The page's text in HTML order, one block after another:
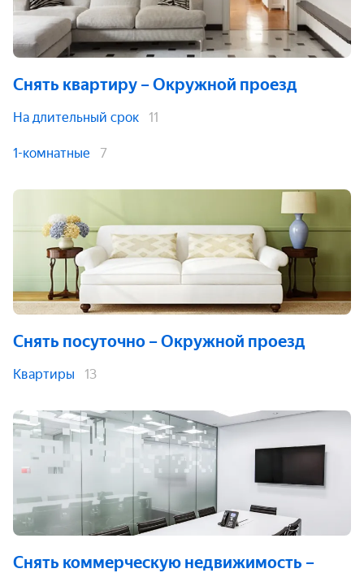
Снять квартиру – Окружной проезд
На длительный срок 11
1-комнатные 7
Снять посуточно – Окружной проезд
Квартиры 13
Снять коммерческую недвижимость –